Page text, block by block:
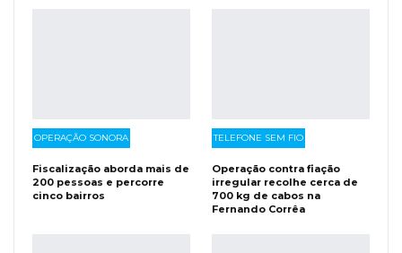
OPERAÇÃO SONORA
Fiscalização aborda mais de
200 pessoas e percorre
cinco bairros
TELEFONE SEM FIO
Operação contra fiação
irregular recolhe cerca de
700 kg de cabos na
Fernando Corrêa